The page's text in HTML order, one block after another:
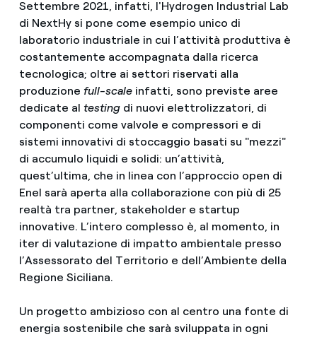
Settembre 2021, infatti, l'Hydrogen Industrial Lab
di NextHy si pone come esempio unico di
laboratorio industriale in cui l’attività produttiva è
costantemente accompagnata dalla ricerca
tecnologica; oltre ai settori riservati alla
produzione full-scaleinfatti, sono previste aree
dedicate al testing di nuovi elettrolizzatori, di
componenti come valvole e compressori e di
sistemi innovativi di stoccaggio basati su "mezzi"
di accumulo liquidi e solidi: un’attività,
quest’ultima, che in linea con l’approccio open di
Enel sarà aperta alla collaborazione con più di 25
realtà tra partner, stakeholder e startup
innovative. L’intero complesso è, al momento, in
iter di valutazione di impatto ambientale presso
l’Assessorato del Territorio e dell’Ambiente della
Regione Siciliana.
Un progetto ambizioso con al centro una fonte di
energia sostenibile che sarà sviluppata in ogni